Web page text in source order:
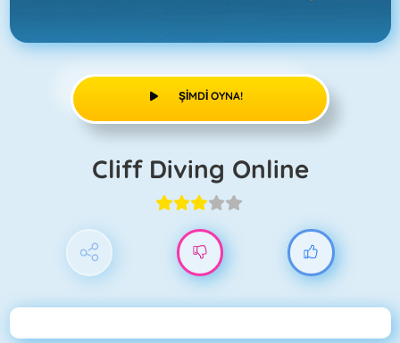
ŞIMDI OYNA!
Cliff Diving Online